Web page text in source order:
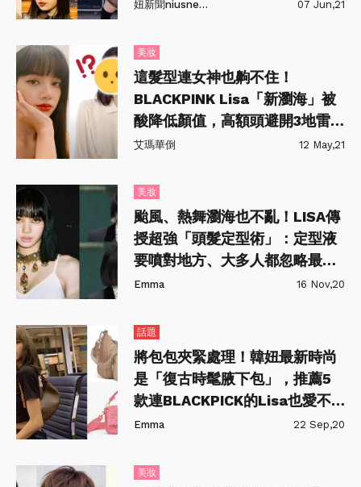
妞新聞niusnews 07 Jun,21
美妝
這髮型連女神也齁不住！
BLACKPINK Lisa「新瀏海」被
酸降低顏值，高額頭避開3地雷區
才更修臉！
艾瑪華倒 12 May,21
美妝
颱風、熱舞瀏海也不亂！LISA傳
授超強「頭髮定型術」：定型液
要噴對地方、大多人都忽略最後
一步？
Emma 16 Nov,20
話題
將包包夾緊處理！韓妞最新時尚
是「復古時髦腋下包」，推薦5
款連BLACKPICK的Lisa也愛不
釋手～
Emma 22 Sep,20
美妝